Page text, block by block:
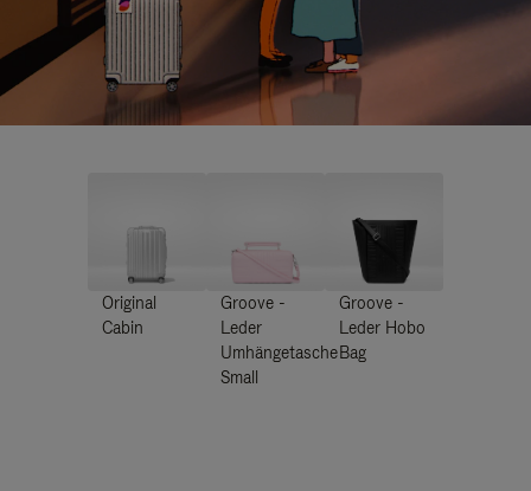
Original
Cabin
Groove -
Leder
Umhängetasche
Small
Groove -
Leder Hobo
Bag